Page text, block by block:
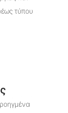
τύπου